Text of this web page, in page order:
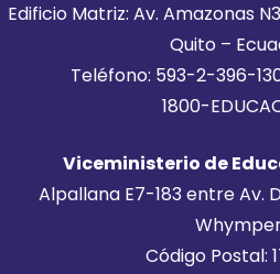
Edificio Matriz: Av. Amazonas
Quito –
Teléfono: 593-2-396-
1800-
Viceministerio de
Alpallana E7-183 entre Av.
Código Postal: